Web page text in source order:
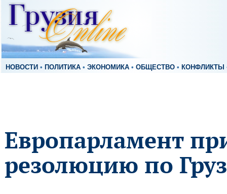
НОВОСТИ • ПОЛИТИКА • ЭКОНОМИКА • ОБЩЕСТВО • КОНФЛИКТЫ
Европарламент
резолюцию по